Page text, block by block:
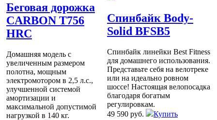
Беговая дорожка
CARBON T756
HRC
Домашняя модель с
увеличенным размером
полотна, мощным
электромотором в 2,5 л.с.,
улучшенной системой
амортизации и
максимальной допустимой
нагрузкой в 140 кг.
Спинбайк Body-
Solid BFSB5
Спинбайк линейки Best Fitness
для домашнего использования.
Представьте себя на велотреке
или на идеально ровном
шоссе! Настоящая велопосадка
благодаря богатым
регулировкам.
49 590 руб.
Купить